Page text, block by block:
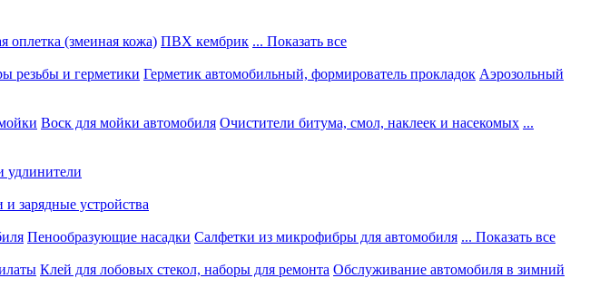
оплетка (змеиная кожа) ПВХ кембрик ... Показать все
резьбы и герметики Герметик автомобильный, формирователь прокладок Аэрозольный
Воск для мойки автомобиля Очистители битума, смол, наклеек и насекомых ...
удлинители
зарядные устройства
Пенообразующие насадки Салфетки из микрофибры для автомобиля ... Показать все
Клей для лобовых стекол, наборы для ремонта Обслуживание автомобиля в зимний